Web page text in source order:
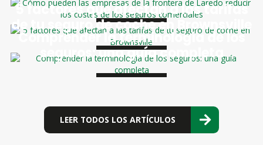
5 factores que afectan a las tarifas
de tu seguro de coche en Brownsville
Comprender la terminología de los
seguros: una guía completa
LEER TODOS LOS ARTÍCULOS